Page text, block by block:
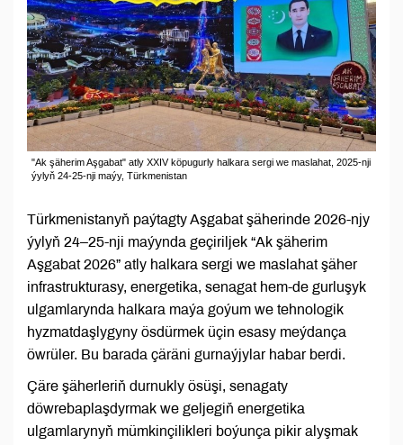
"Ak şäherim Aşgabat" atly XXIV köpugurly halkara sergi we maslahat, 2025-nji
ýylyň 24-25-nji maýy, Türkmenistan
Türkmenistanyň paýtagty Aşgabat şäherinde 2026-njy
ýylyň 24–25-nji maýynda geçiriljek “Ak şäherim
Aşgabat 2026” atly halkara sergi we maslahat şäher
infrastrukturasy, energetika, senagat hem-de gurluşyk
ulgamlarynda halkara maýa goýum we tehnologik
hyzmatdaşlygyny ösdürmek üçin esasy meýdança
öwrüler. Bu barada çäräni gurnaýjylar habar berdi.
Çäre şäherleriň durnukly ösüşi, senagaty
döwrebaplaşdyrmak we geljegiň energetika
ulgamlarynyň mümkinçilikleri boýunça pikir alyşmak